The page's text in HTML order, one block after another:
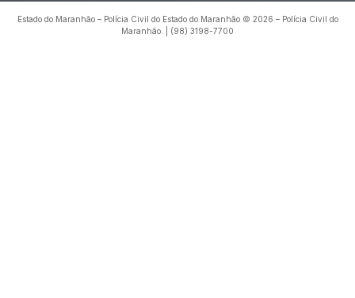
Estado do Maranhão – Polícia Civil do Estado do Maranhão © 2026 – Polícia Civil do
Maranhão. | (98) 3198-7700